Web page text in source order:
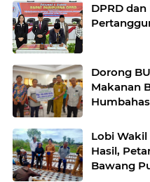
DPRD
Dorong
Makanan
Lobi
Hasil,
Bawang